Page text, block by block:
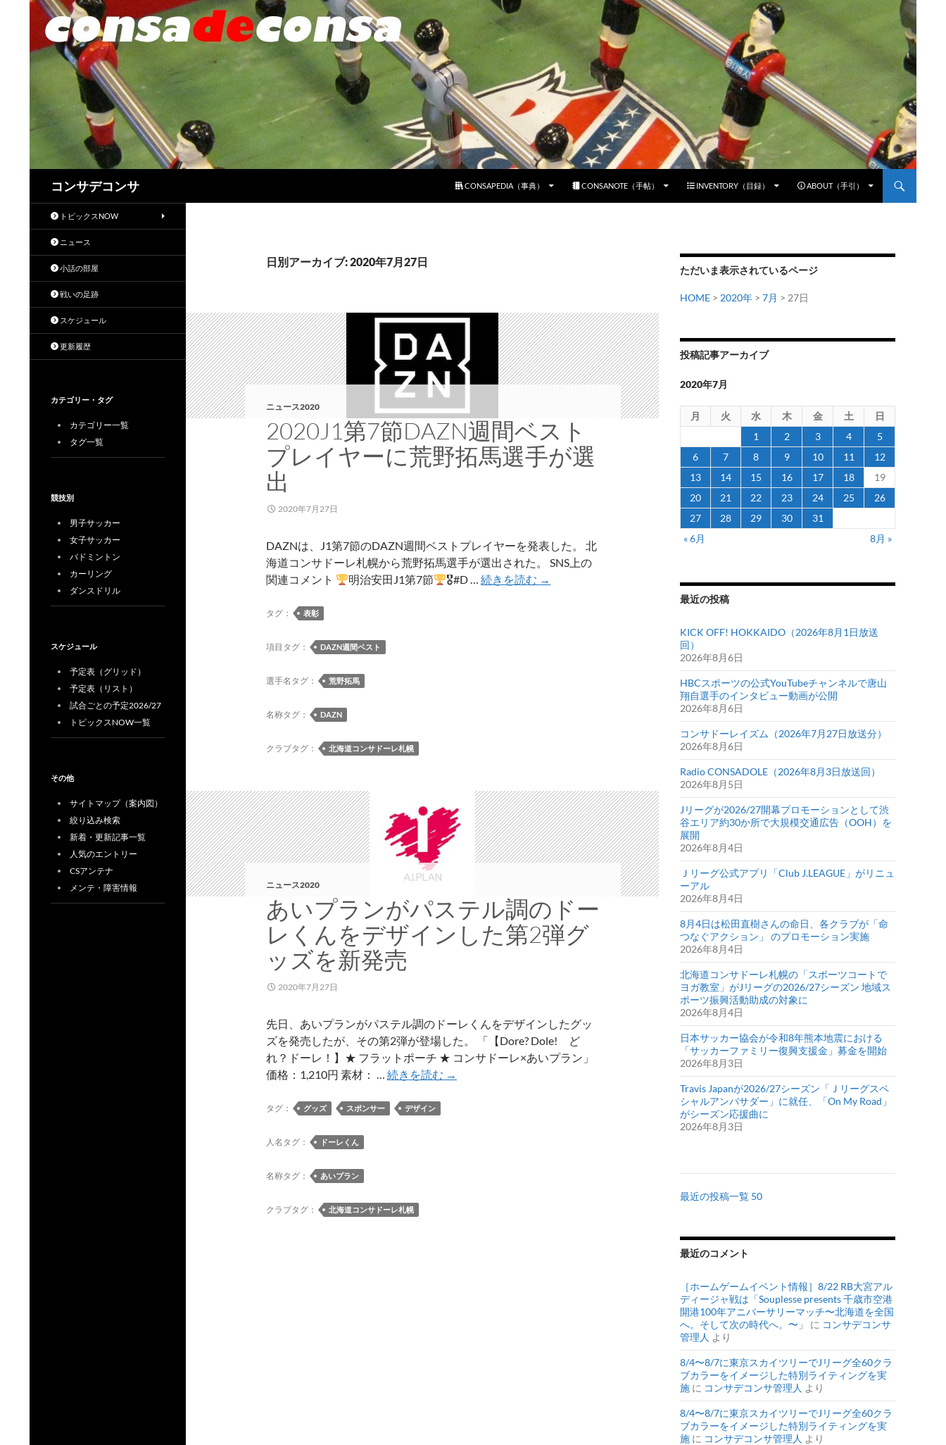
コンサデコンサ
CONSAPEDIA（事典）
CONSANOTE（手帖） INVENTORY（目録） ABOUT（手引）
日別アーカイブ: 2020年7月27日
ニュース2020
2020J1第7節DAZN週間ベスト
プレイヤーに荒野拓馬選手が選
出
2020年7月27日
DAZNは、J1第7節のDAZN週間ベストプレイヤーを発表した。 北
海道コンサドーレ札幌から荒野拓馬選手が選出された。 SNS上の
関連コメント
明治安田J1第7節 🎖#D …続きを読む 2020J1
ヤ
ー
に
荒
野
馬
選
手
が
→
タグ： 表彰
項目タグ： DAZN週間ベスト
選手名タグ： 荒野拓馬
名称タグ： DAZN
クラブタグ： 北海道コンサドーレ札幌
ニュース2020
あいプランがパステル調のドー
レくんをデザインした第2弾グ
ッズを新発売
2020年7月27日
先日、あいプランがパステル調のドーレくんをデザインしたグッ
ズを発売したが、その第2弾が登場した。 「【Dore? Dole! ど
れ？ドーレ！】★ フラットポーチ ★ コンサドーレ×あいプラン」
価格：1,210円 素材： … 続きを読む あ
→
タグ： グッズ スポンサー デザイン
人名タグ： ドーレくん
名称タグ： あいプラン
クラブタグ： 北海道コンサドーレ札幌
ただいま表示されているページ
HOME > 2020年 > 7月 > 27日
投稿記事アーカイブ
2020年7月
月 火 水 木 金 土
日
1
2 3 4
5
6
7 8 9 10 11
12
13
14 15 16 17 18
19
20
21 22 23 24 25
26
27
28 29 30
31
« 6月
8月 »
最近の投稿
KICK OFF! HOKKAIDO（2026年8月1日放送
回）
2026年8月6日
HBCスポーツの公式YouTubeチャンネルで唐山
翔自選手のインタビュー動画が公開
2026年8月6日
コンサドーレイズム（2026年7月27日放送分）
2026年8月6日
Radio CONSADOLE（2026年8月3日放送回）
2026年8月5日
Jリーグが2026/27開幕プロモーションとして渋
谷エリア約30か所で大規模交通広告（OOH）を
展開
2026年8月4日
Ｊリーグ公式アプリ「Club J.LEAGUE」がリニュ
ーアル
2026年8月4日
8月4日は松田直樹さんの命日、各クラブが「命
つなぐアクション」 のプロモーション実施
2026年8月4日
北海道コンサドーレ札幌の「スポーツコートで
ヨガ教室」がJリーグの2026/27シーズン 地域ス
ポーツ振興活動助成の対象に
2026年8月4日
日本サッカー協会が令和8年熊本地震における
「サッカーファミリー復興支援金」募金を開始
2026年8月3日
Travis Japanが2026/27シーズン「Ｊリーグスペ
シャルアンバサダー」に就任、「On My Road」
がシーズン応援曲に
2026年8月3日
最近の投稿一覧 50
最近のコメント
［ホームゲームイベント情報］8/22 RB大宮アル
ディージャ戦は「Souplesse presents 千歳市空港
開港100年アニバーサリーマッチ〜北海道を全国
へ。そして次の時代へ。〜」
に コンサデコンサ
管理人 より
8/4〜8/7に東京スカイツリーでJリーグ全60クラ
ブカラーをイメージした特別ライティングを実
施 に コンサデコンサ管理人 より
8/4〜8/7に東京スカイツリーでJリーグ全60クラ
ブカラーをイメージした特別ライティングを実
施 に コンサデコンサ管理人 より
トピックスNOW
ニュース
小話の部屋
戦いの足跡
スケジュール
更新履歴
カテゴリー・タグ
カテゴリー一覧
タグ一覧
競技別
男子サッカー
女子サッカー
バドミントン
カーリング
ダンスドリル
スケジュール
予定表（グリッド）
予定表（リスト）
試合ごとの予定2026/27
トピックスNOW一覧
その他
サイトマップ（案内図）
絞り込み検索
新着・更新記事一覧
人気のエントリー
CSアンテナ
メンテ・障害情報